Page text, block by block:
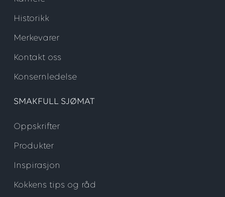
Historikk
Merkevarer
Kontakt oss
Konsernledelse
SMAKFULL SJØMAT
Oppskrifter
Produkter
Inspirasjon
Kokkens tips og råd